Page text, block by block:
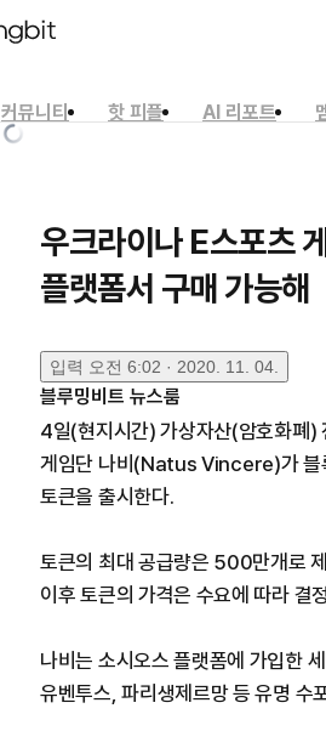
커뮤니티 핫 피플 AI 리포트
우크라이나 E스포츠
플랫폼서 구매 가능해
입력 오전 6:02 · 2020. 11. 04.
블루밍비트 뉴스룸
4일(현지시간) 가상자산(암호화폐)
게임단 나비(Natus Vincere)가 블
토큰을 출시한다.
토큰의 최대 공급량은 500만개로
이후 토큰의 가격은 수요에 따라 결
나비는 소시오스 플랫폼에 가입한
유벤투스, 파리생제르망 등 유명 수